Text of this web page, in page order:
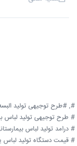
#, #طرح توجیهی تولید
# طرح توجیهی تولید
# درامد تولید لباس
# قیمت دستگاه تولید لباس